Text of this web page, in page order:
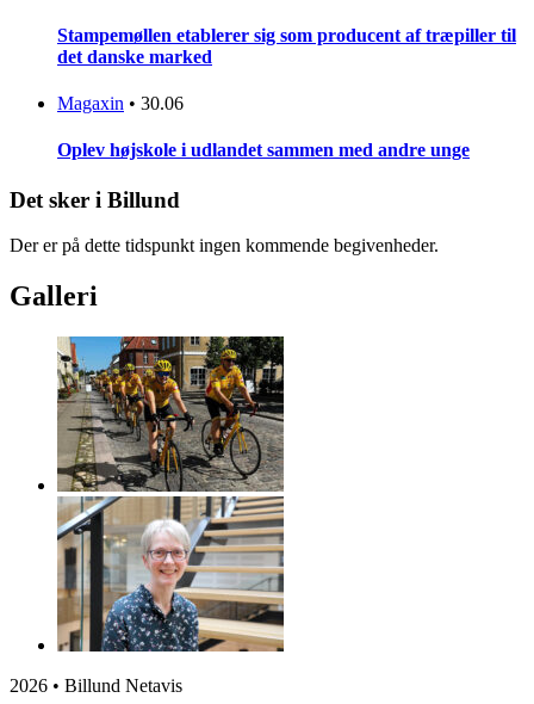
Stampemøllen etablerer sig som producent af træpiller til
det danske marked
Magaxin • 30.06
Oplev højskole i udlandet sammen med andre unge
Det sker i Billund
Der er på dette tidspunkt ingen kommende begivenheder.
Galleri
2026 • Billund Netavis